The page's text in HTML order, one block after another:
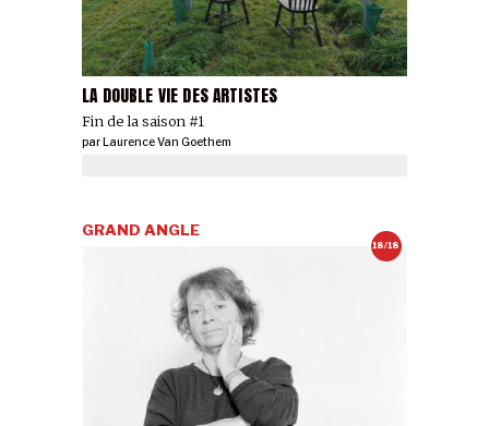
LA DOUBLE VIE DES ARTISTES
Fin de la saison #1
parLaurence Van Goethem
18/18
GRAND ANGLE